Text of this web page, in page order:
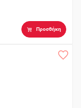
Προσθήκη